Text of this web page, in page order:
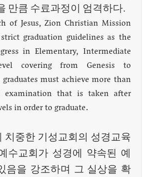
만큼 수료과정이 엄격하다.
of Jesus, Zion Christian Mission
graduation guidelines as the
in Elementary, Intermediate
covering from Genesis to
must achieve more than
that is taken after
in order to graduate.
치중한 기성교회의 성경교육
수교회가 성경에 약속된 예
음을 강조하며 그 실상을 확